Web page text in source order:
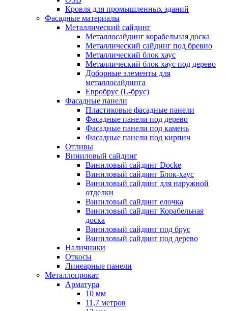
Кровля для промышленных зданий
Фасадные материалы
Металлический сайдинг
Металлосайдинг корабельная доска
Металлический сайдинг под бревно
Металлический блок хаус
Металлический блок хаус под дерево
Доборные элементы для
металлосайдинга
Евробрус (L-брус)
Фасадные панели
Пластиковые фасадные панели
Фасадные панели под дерево
Фасадные панели под камень
Фасадные панели под кирпич
Отливы
Виниловый сайдинг
Виниловый сайдинг Docke
Виниловый сайдинг Блок-хаус
Виниловый сайдинг для наружной
отделки
Виниловый сайдинг елочка
Виниловый сайдинг Корабельная
доска
Виниловый сайдинг под брус
Виниловый сайдинг под дерево
Наличники
Откосы
Линеарные панели
Металлопрокат
Арматура
10 мм
11,7 метров